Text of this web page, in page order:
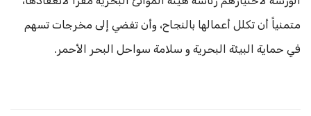
متمنياً أن تكلل أعمالها بالنجاح، وأن تفضي إلى مخرجات تسهم
في حماية البيئة البحرية و سلامة سواحل البحر الأحمر.